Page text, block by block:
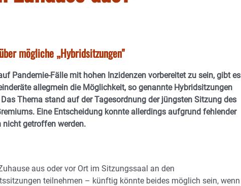
mögliche „Hybridsitzungen"
Pandemie-Fälle mit hohen Inzidenzen vorbereitet zu sein, gibt es
allegmein die Möglichkeit, so genannte Hybridsitzungen
Thema stand auf der Tagesordnung der jüngsten Sitzung des
Eine Entscheidung konnte allerdings aufgrund fehlender
nicht getroffen werden.
aus oder vor Ort im Sitzungssaal an den
teilnehmen – künftig könnte beides möglich sein, wenn